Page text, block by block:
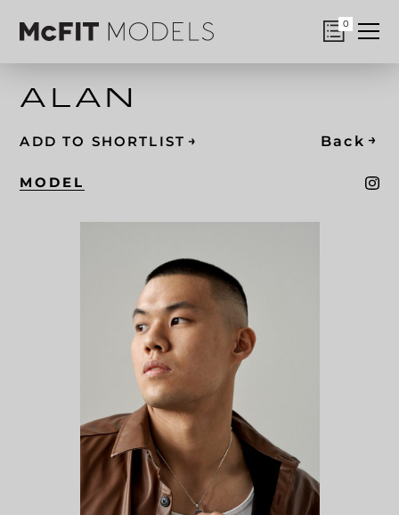
0
ALAN
ADD TO SHORTLIST → Back →
MODEL